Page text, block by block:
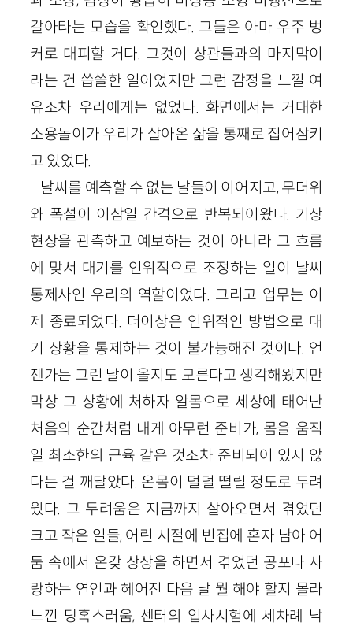
갈아타는 모습을 확인했다. 그들은 아마 우주 벙
커로 대피할 거다. 그것이 상관들과의 마지막이
라는 건 씁쓸한 일이었지만 그런 감정을 느낄 여
유조차 우리에게는 없었다. 화면에서는 거대한
소용돌이가 우리가 살아온 삶을 통째로 집어삼키
고 있었다.
날씨를 예측할 수 없는 날들이 이어지고, 무더위
와 폭설이 이삼일 간격으로 반복되어왔다. 기상
현상을 관측하고 예보하는 것이 아니라 그 흐름
에 맞서 대기를 인위적으로 조정하는 일이 날씨
통제사인 우리의 역할이었다. 그리고 업무는 이
제 종료되었다. 더이상은 인위적인 방법으로 대
기 상황을 통제하는 것이 불가능해진 것이다. 언
젠가는 그런 날이 올지도 모른다고 생각해왔지만
막상 그 상황에 처하자 알몸으로 세상에 태어난
처음의 순간처럼 내게 아무런 준비가, 몸을 움직
일 최소한의 근육 같은 것조차 준비되어 있지 않
다는 걸 깨달았다. 온몸이 덜덜 떨릴 정도로 두려
웠다. 그 두려움은 지금까지 살아오면서 겪었던
크고 작은 일들, 어린 시절에 빈집에 혼자 남아 어
둠 속에서 온갖 상상을 하면서 겪었던 공포나 사
랑하는 연인과 헤어진 다음 날 뭘 해야 할지 몰라
느낀 당혹스러움, 센터의 입사시험에 세차례 낙